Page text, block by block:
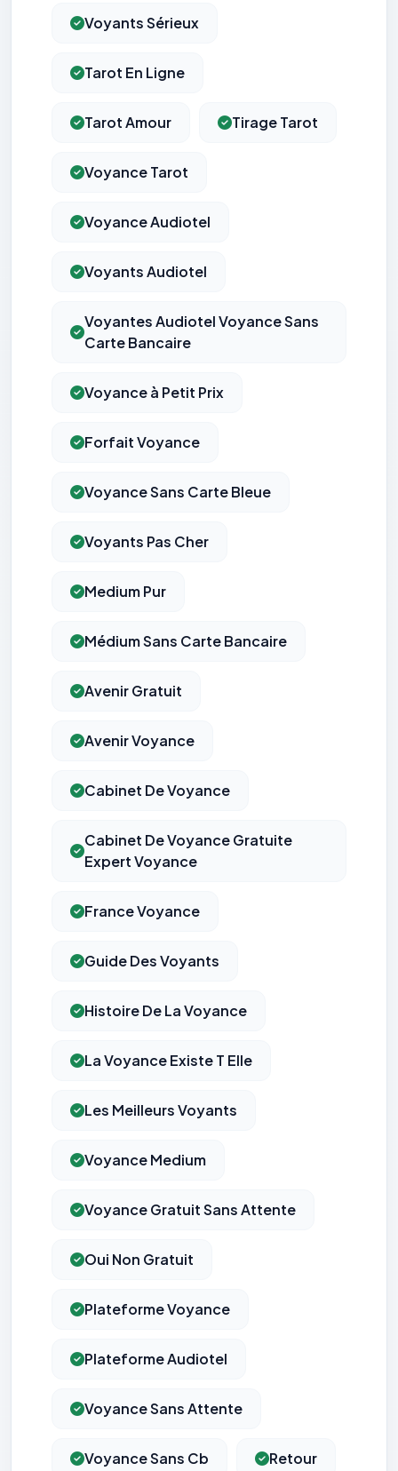
Voyants Sérieux
Tarot En Ligne
Tarot Amour Tirage Tarot
Voyance Tarot
Voyance Audiotel
Voyants Audiotel
Voyantes Audiotel Voyance Sans
Carte Bancaire
Voyance à Petit Prix
Forfait Voyance
Voyance Sans Carte Bleue
Voyants Pas Cher
Medium Pur
Médium Sans Carte Bancaire
Avenir Gratuit
Avenir Voyance
Cabinet De Voyance
Cabinet De Voyance Gratuite
Expert Voyance
France Voyance
Guide Des Voyants
Histoire De La Voyance
La Voyance Existe T Elle
Les Meilleurs Voyants
Voyance Medium
Voyance Gratuit Sans Attente
Oui Non Gratuit
Plateforme Voyance
Plateforme Audiotel
Voyance Sans Attente
Voyance Sans Cb Retour